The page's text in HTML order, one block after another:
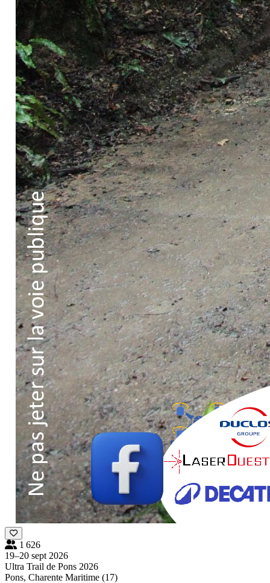
1 626
19–20 sept 2026
Ultra Trail de Pons 2026
Pons, Charente Maritime (17)